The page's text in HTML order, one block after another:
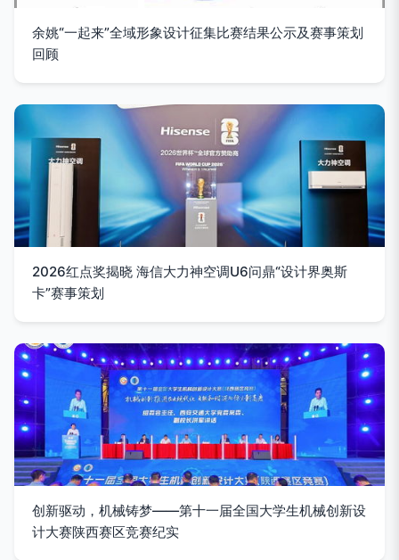
余姚“一起来”全域形象设计征集比赛结果公示及赛事策划
回顾
2026红点奖揭晓 海信大力神空调U6问鼎“设计界奥斯
卡”赛事策划
创新驱动，机械铸梦——第十一届全国大学生机械创新设
计大赛陕西赛区竞赛纪实